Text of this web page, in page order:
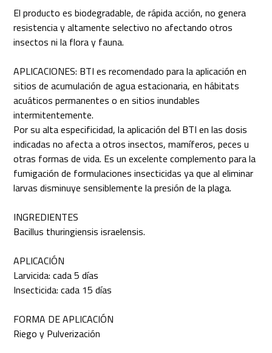
El producto es biodegradable, de rápida acción, no genera
resistencia y altamente selectivo no afectando otros
insectos ni la flora y fauna.
APLICACIONES: BTI es recomendado para la aplicación en
sitios de acumulación de agua estacionaria, en hábitats
acuáticos permanentes o en sitios inundables
intermitentemente.
Por su alta especificidad, la aplicación del BTI en las dosis
indicadas no afecta a otros insectos, mamíferos, peces u
otras formas de vida. Es un excelente complemento para la
fumigación de formulaciones insecticidas ya que al eliminar
larvas disminuye sensiblemente la presión de la plaga.
INGREDIENTES
Bacillus thuringiensis israelensis.
APLICACIÓN
Larvicida: cada 5 días
Insecticida: cada 15 días
FORMA DE APLICACIÓN
Riego y Pulverización